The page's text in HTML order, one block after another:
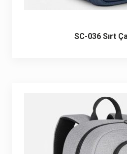
SC-036 Sırt